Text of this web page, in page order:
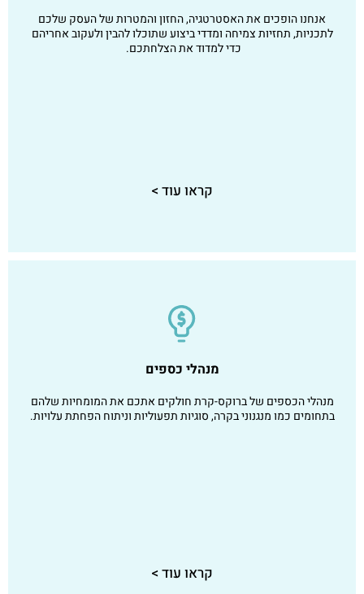
אנחנו הופכים את האסטרטגיה, החזון והמטרות של העסק שלכם
לתכניות, תחזיות צמיחה ומדדי ביצוע שתוכלו להבין ולעקוב אחריהם
כדי למדוד את הצלחתכם.
קראו עוד >
מנהלי כספים
מנהלי הכספים של ברוקס-קרת חולקים אתכם את המומחיות שלהם
בתחומים כמו מנגנוני בקרה, סוגיות תפעוליות וניתוח הפחתת עלויות.
קראו עוד >